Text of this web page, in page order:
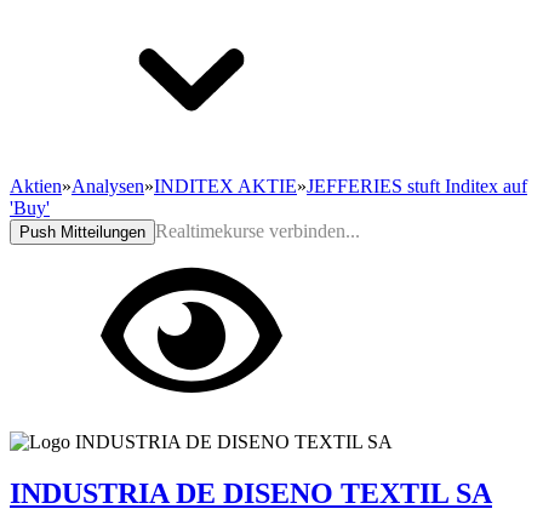
Aktien»Analysen»INDITEX AKTIE»JEFFERIES stuft Inditex auf
'Buy'
Push Mitteilungen Realtimekurse verbinden...
INDUSTRIA DE DISENO TEXTIL SA